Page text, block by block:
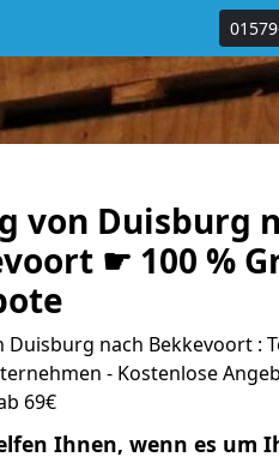
von Duisburg
☛ 100 %
Duisburg nach Bekkevoort :
- Kostenlose
69€
Ihnen, wenn es um